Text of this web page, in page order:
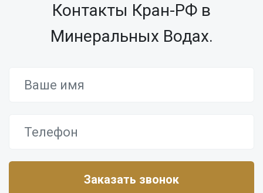
Контакты Кран-РФ в
Минеральных Водах.